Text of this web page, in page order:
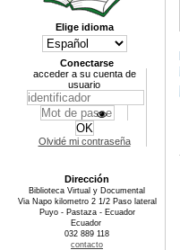
Elige idioma
Conectarse
acceder a su cuenta de
usuario
Olvidé mi contraseña
Dirección
Biblioteca Virtual y Documental
Via Napo kilometro 2 1/2 Paso lateral
Puyo - Pastaza - Ecuador
Ecuador
032 889 118
contacto